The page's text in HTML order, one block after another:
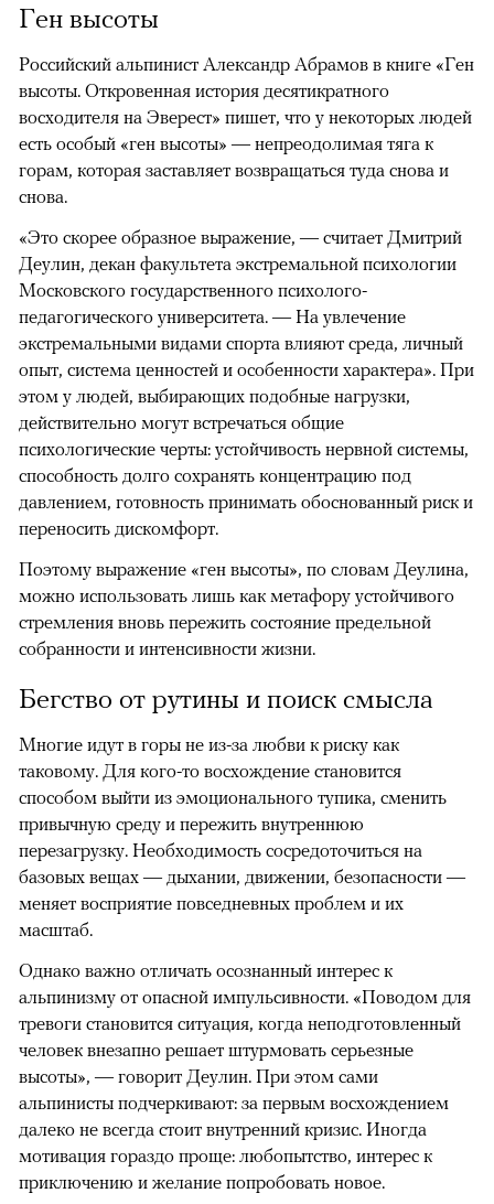
Ген высоты
Российский альпинист Александр Абрамов в книге «Ген
высоты. Откровенная история десятикратного
восходителя на Эверест» пишет, что у некоторых людей
есть особый «ген высоты» — непреодолимая тяга к
горам, которая заставляет возвращаться туда снова и
снова.
«Это скорее образное выражение, — считает Дмитрий
Деулин, декан факультета экстремальной психологии
Московского государственного психолого-
педагогического университета. — На увлечение
экстремальными видами спорта влияют среда, личный
опыт, система ценностей и особенности характера». При
этом у людей, выбирающих подобные нагрузки,
действительно могут встречаться общие
психологические черты: устойчивость нервной системы,
способность долго сохранять концентрацию под
давлением, готовность принимать обоснованный риск и
переносить дискомфорт.
Поэтому выражение «ген высоты», по словам Деулина,
можно использовать лишь как метафору устойчивого
стремления вновь пережить состояние предельной
собранности и интенсивности жизни.
Бегство от рутины и поиск смысла
Многие идут в горы не из-за любви к риску как
таковому. Для кого-то восхождение становится
способом выйти из эмоционального тупика, сменить
привычную среду и пережить внутреннюю
перезагрузку. Необходимость сосредоточиться на
базовых вещах — дыхании, движении, безопасности —
меняет восприятие повседневных проблем и их
масштаб.
Однако важно отличать осознанный интерес к
альпинизму от опасной импульсивности. «Поводом для
тревоги становится ситуация, когда неподготовленный
человек внезапно решает штурмовать серьезные
высоты», — говорит Деулин. При этом сами
альпинисты подчеркивают: за первым восхождением
далеко не всегда стоит внутренний кризис. Иногда
мотивация гораздо проще: любопытство, интерес к
приключению и желание попробовать новое.